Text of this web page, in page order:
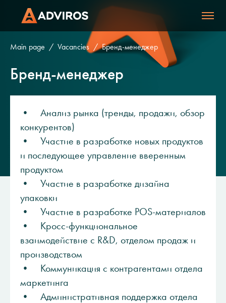
Main page Vacancies Бренд-менеджер
Бренд-менеджер
• Анализ рынка (тренды, продажи, обзор
конкурентов)
• Участие в разработке новых продуктов
и последующее управление вверенным
продуктом
• Участие в разработке дизайна
упаковки
• Участие в разработке POS-материалов
• Кросс-функциональное
взаимодействие с R&D, отделом продаж и
производством
• Коммуникация с контрагентами отдела
маркетинга
• Административная поддержка отдела